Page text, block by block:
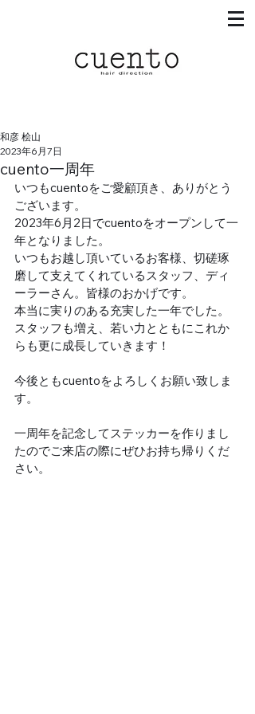
cuento一周年
和彦 桧山
2023年6月7日
いつもcuentoをご愛顧頂き、ありがとう
ございます。
2023年6月2日でcuentoをオープンして一
年となりました。
いつもお越し頂いているお客様、切磋琢
磨して支えてくれているスタッフ、ディ
ーラーさん。皆様のおかげです。
本当に実りのある充実した一年でした。
スタッフも増え、若い力とともにこれか
らも更に成長していきます！
今後ともcuentoをよろしくお願い致しま
す。
一周年を記念してステッカーを作りまし
たのでご来店の際にぜひお持ち帰りくだ
さい。